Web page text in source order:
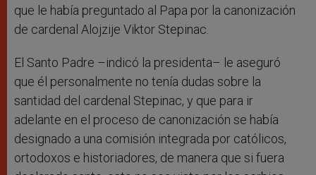
que le había preguntado al Papa por la canonización
de cardenal Alojzije Viktor Stepinac.
El Santo Padre –indicó la presidenta– le aseguró
que él personalmente no tenía dudas sobre la
santidad del cardenal Stepinac, y que para ir
adelante en el proceso de canonización se había
designado a una comisión integrada por católicos,
ortodoxos e historiadores, de manera que si fuera